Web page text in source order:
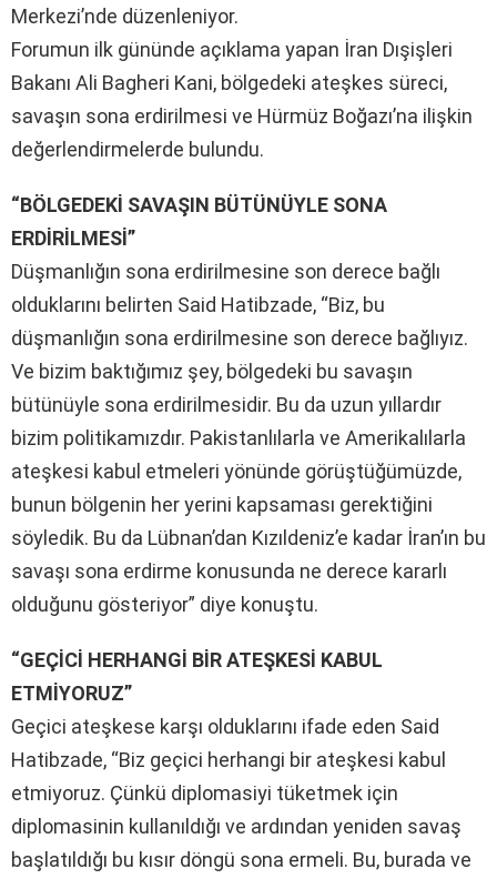
Merkezi’nde düzenleniyor.
Forumun ilk gününde açıklama yapan İran Dışişleri
Bakanı Ali Bagheri Kani, bölgedeki ateşkes süreci,
savaşın sona erdirilmesi ve Hürmüz Boğazı’na ilişkin
değerlendirmelerde bulundu.
“BÖLGEDEKİ SAVAŞIN BÜTÜNÜYLE SONA
ERDİRİLMESİ”
Düşmanlığın sona erdirilmesine son derece bağlı
olduklarını belirten Said Hatibzade, “Biz, bu
düşmanlığın sona erdirilmesine son derece bağlıyız.
Ve bizim baktığımız şey, bölgedeki bu savaşın
bütünüyle sona erdirilmesidir. Bu da uzun yıllardır
bizim politikamızdır. Pakistanlılarla ve Amerikalılarla
ateşkesi kabul etmeleri yönünde görüştüğümüzde,
bunun bölgenin her yerini kapsaması gerektiğini
söyledik. Bu da Lübnan’dan Kızıldeniz’e kadar İran’ın bu
savaşı sona erdirme konusunda ne derece kararlı
olduğunu gösteriyor” diye konuştu.
“GEÇİCİ HERHANGİ BİR ATEŞKESİ KABUL
ETMİYORUZ”
Geçici ateşkese karşı olduklarını ifade eden Said
Hatibzade, “Biz geçici herhangi bir ateşkesi kabul
etmiyoruz. Çünkü diplomasiyi tüketmek için
diplomasinin kullanıldığı ve ardından yeniden savaş
başlatıldığı bu kısır döngü sona ermeli. Bu, burada ve